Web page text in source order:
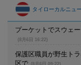
タイローカルニュ
プーケットでスウェ
(8月6日 16:22)
保護区職員が野生ト
区で